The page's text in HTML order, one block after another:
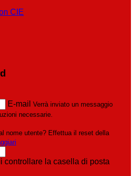
CIE
E-mail Verrà inviato un messaggio
necessarie.
nome utente? Effettua il reset della
controllare la casella di posta